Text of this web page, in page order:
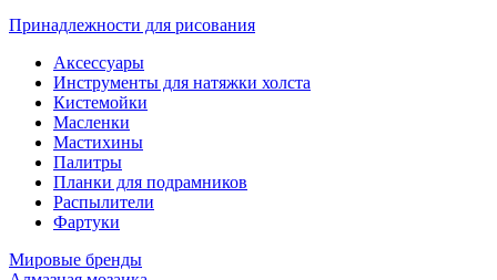
Принадлежности для рисования
Аксессуары
Инструменты для натяжки холста
Кистемойки
Масленки
Мастихины
Палитры
Планки для подрамников
Распылители
Фартуки
Мировые бренды